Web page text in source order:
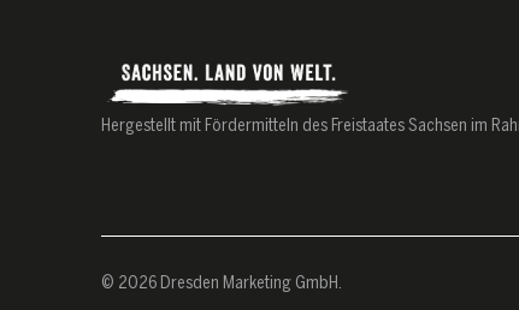
Hergestellt mit Fördermitteln des Freistaates Sachsen im
© 2026 Dresden Marketing GmbH